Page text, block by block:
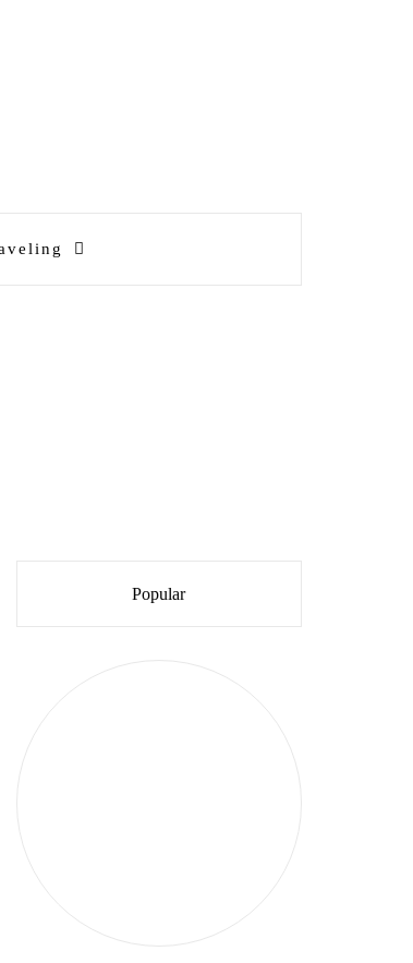
Popular